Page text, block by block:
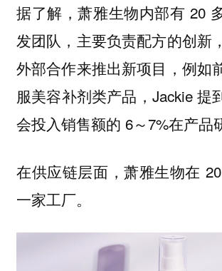
据了解，萧雅生物内部有 20
发团队，主要负责配方的创新
外部合作来推出新项目，例如
服美容补剂类产品，Jackie 提
会投入销售额的 6～7%在产品
在供应链层面，萧雅生物在
一家工厂。